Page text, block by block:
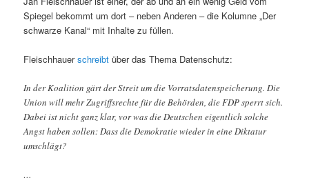
Spiegel bekommt um dort – neben Anderen – die Kolumne „Der
schwarze Kanal“ mit Inhalte zu füllen.
Fleischhauerschreibt über das Thema Datenschutz:
In der Koalition gärt der Streit um die Vorratsdatenspeicherung. Die
Union will mehr Zugriffsrechte für die Behörden, die FDP sperrt sich.
Dabei ist nicht ganz klar, vor was die Deutschen eigentlich solche
Angst haben sollen: Dass die Demokratie wieder in eine Diktatur
umschlägt?
…